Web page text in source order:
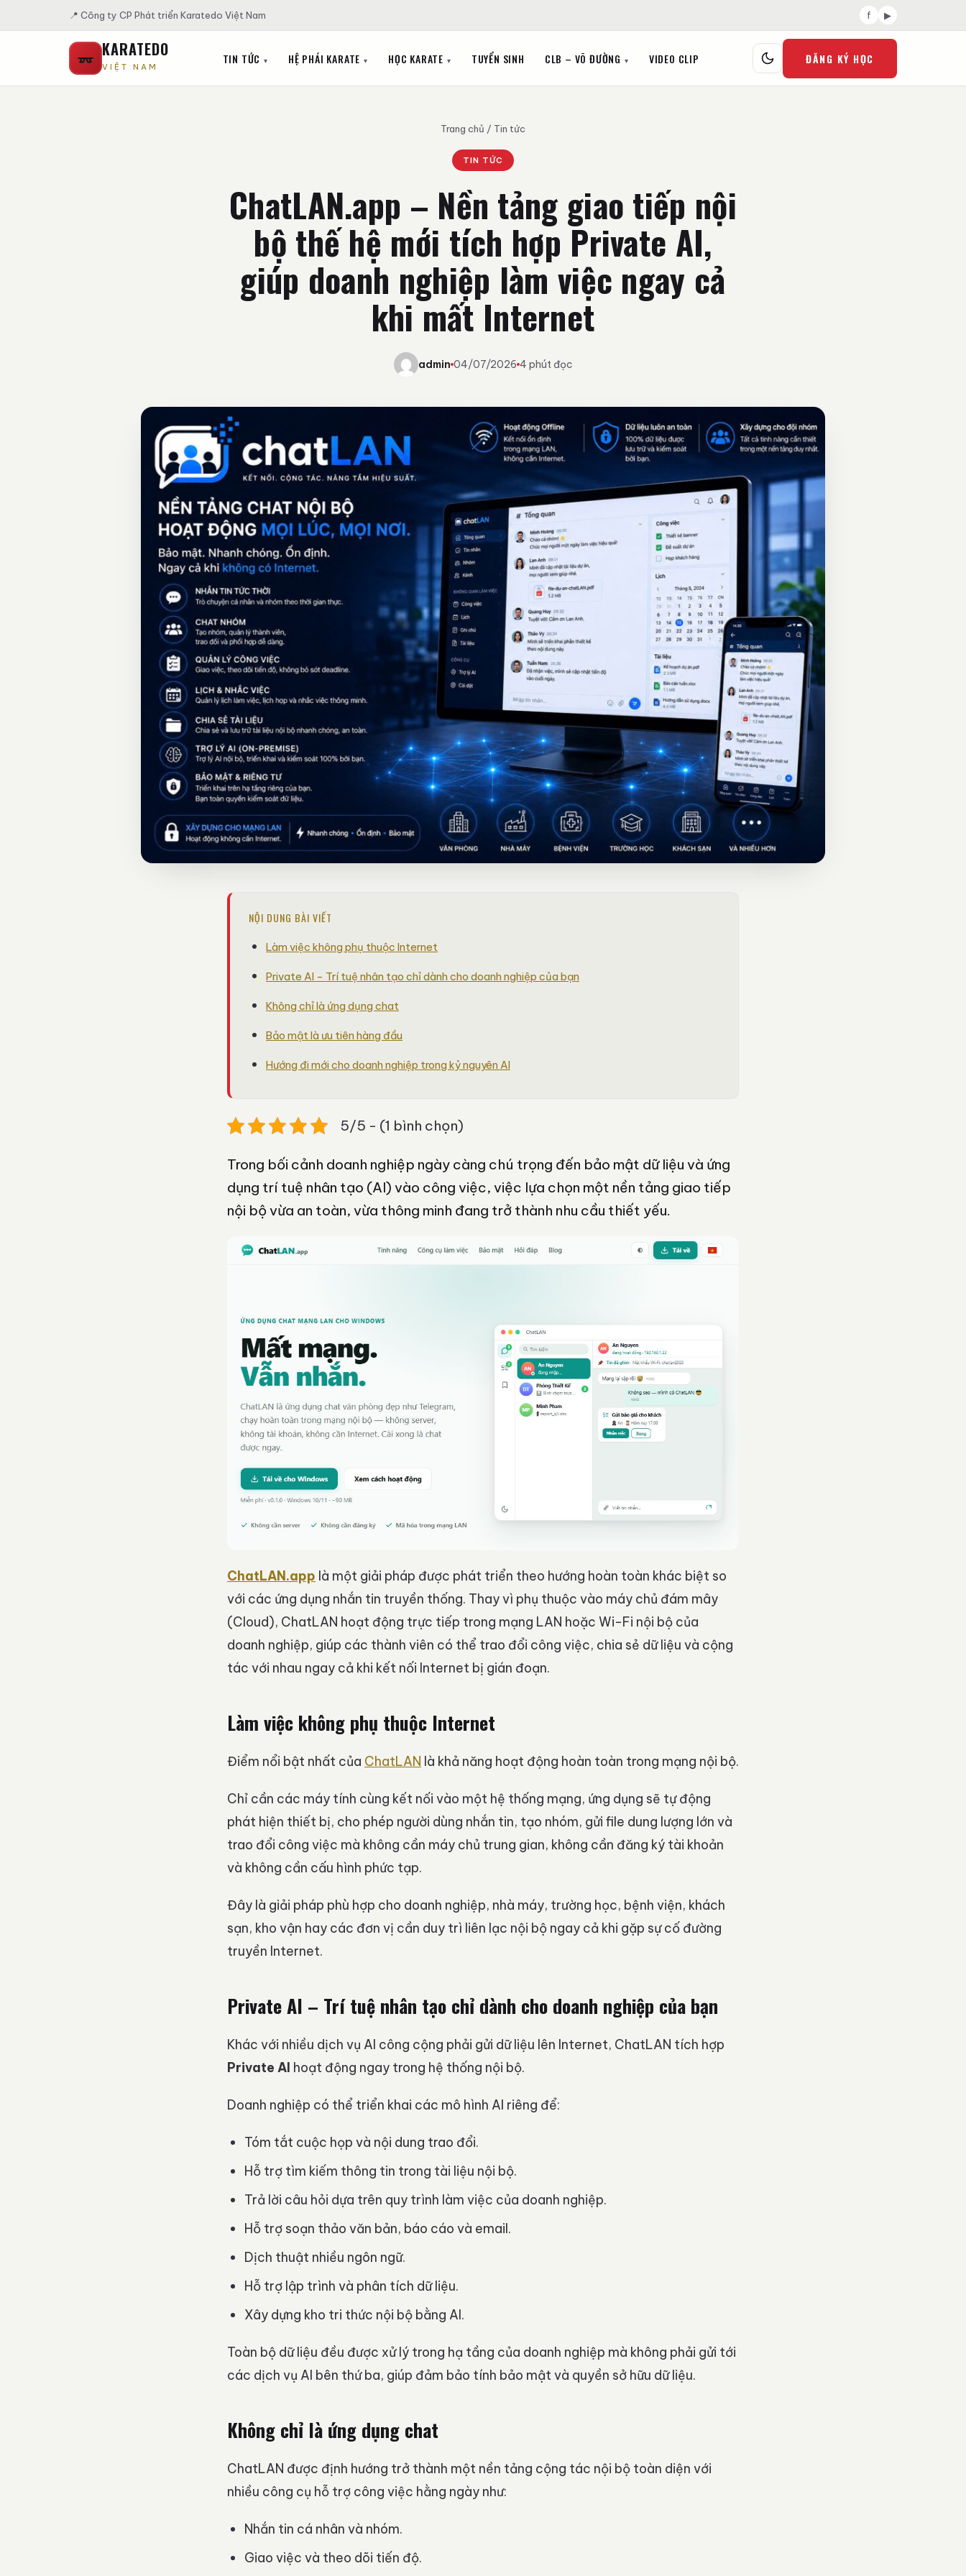
📍 Công ty CP Phát triển Karatedo Việt Nam f ▶
KARATEDO
VIỆT NAM
TIN TỨC HỆ PHÁI KARATE HỌC KARATE TUYỂN SINH CLB – VÕ ĐƯỜNG VIDEO CLIP ĐĂNG KÝ HỌC
Trang chủ / Tin tức
TIN TỨC
ChatLAN.app – Nền tảng giao tiếp nội
bộ thế hệ mới tích hợp Private AI,
giúp doanh nghiệp làm việc ngay cả
khi mất Internet
admin 04/07/2026 4 phút đọc
NỘI DUNG BÀI VIẾT
Làm việc không phụ thuộc Internet
Private AI – Trí tuệ nhân tạo chỉ dành cho doanh nghiệp của bạn
Không chỉ là ứng dụng chat
Bảo mật là ưu tiên hàng đầu
Hướng đi mới cho doanh nghiệp trong kỷ nguyên AI
5/5 - (1 bình chọn)
Trong bối cảnh doanh nghiệp ngày càng chú trọng đến bảo mật dữ liệu và ứng
dụng trí tuệ nhân tạo (AI) vào công việc, việc lựa chọn một nền tảng giao tiếp
nội bộ vừa an toàn, vừa thông minh đang trở thành nhu cầu thiết yếu.
ChatLAN.app là một giải pháp được phát triển theo hướng hoàn toàn khác biệt so
với các ứng dụng nhắn tin truyền thống. Thay vì phụ thuộc vào máy chủ đám mây
(Cloud), ChatLAN hoạt động trực tiếp trong mạng LAN hoặc Wi-Fi nội bộ của
doanh nghiệp, giúp các thành viên có thể trao đổi công việc, chia sẻ dữ liệu và cộng
tác với nhau ngay cả khi kết nối Internet bị gián đoạn.
Làm việc không phụ thuộc Internet
Điểm nổi bật nhất của ChatLAN là khả năng hoạt động hoàn toàn trong mạng nội bộ.
Chỉ cần các máy tính cùng kết nối vào một hệ thống mạng, ứng dụng sẽ tự động
phát hiện thiết bị, cho phép người dùng nhắn tin, tạo nhóm, gửi file dung lượng lớn và
trao đổi công việc mà không cần máy chủ trung gian, không cần đăng ký tài khoản
và không cần cấu hình phức tạp.
Đây là giải pháp phù hợp cho doanh nghiệp, nhà máy, trường học, bệnh viện, khách
sạn, kho vận hay các đơn vị cần duy trì liên lạc nội bộ ngay cả khi gặp sự cố đường
truyền Internet.
Private AI – Trí tuệ nhân tạo chỉ dành cho doanh nghiệp của bạn
Khác với nhiều dịch vụ AI công cộng phải gửi dữ liệu lên Internet, ChatLAN tích hợp
Private AI hoạt động ngay trong hệ thống nội bộ.
Doanh nghiệp có thể triển khai các mô hình AI riêng để:
Tóm tắt cuộc họp và nội dung trao đổi.
Hỗ trợ tìm kiếm thông tin trong tài liệu nội bộ.
Trả lời câu hỏi dựa trên quy trình làm việc của doanh nghiệp.
Hỗ trợ soạn thảo văn bản, báo cáo và email.
Dịch thuật nhiều ngôn ngữ.
Hỗ trợ lập trình và phân tích dữ liệu.
Xây dựng kho tri thức nội bộ bằng AI.
Toàn bộ dữ liệu đều được xử lý trong hạ tầng của doanh nghiệp mà không phải gửi tới
các dịch vụ AI bên thứ ba, giúp đảm bảo tính bảo mật và quyền sở hữu dữ liệu.
Không chỉ là ứng dụng chat
ChatLAN được định hướng trở thành một nền tảng cộng tác nội bộ toàn diện với
nhiều công cụ hỗ trợ công việc hằng ngày như:
Nhắn tin cá nhân và nhóm.
Giao việc và theo dõi tiến độ.